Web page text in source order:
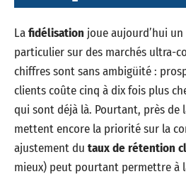
Lafidélisation joue aujourd’hui
particulier sur des marchés ultra-
chiffres sont sans ambigüité :
clients coûte cinq à dix fois plus
qui sont déjà là. Pourtant, près de
mettent encore la priorité sur la
ajustement du taux de rétention
mieux) peut pourtant permettre à